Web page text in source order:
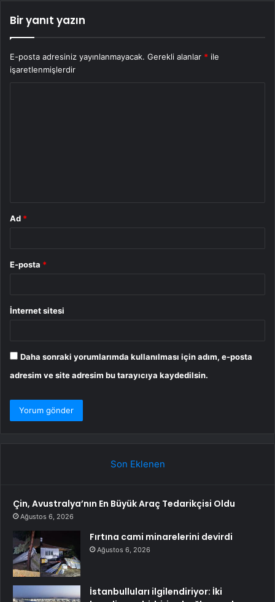
Bir yanıt yazın
E-posta adresiniz yayınlanmayacak. Gerekli alanlar * ile
işaretlenmişlerdir
Ad *
E-posta *
İnternet sitesi
Daha sonraki yorumlarımda kullanılması için adım, e-posta
adresim ve site adresim bu tarayıcıya kaydedilsin.
Son Eklenen
Çin, Avustralya’nın En Büyük Araç Tedarikçisi Oldu
Ağustos 6, 2026
Fırtına cami minarelerini devirdi
Ağustos 6, 2026
İstanbulluları ilgilendiriyor: İki